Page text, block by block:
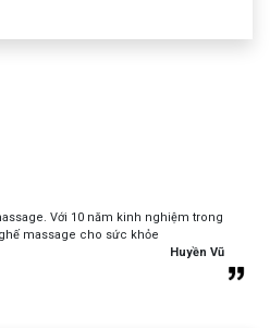
Với 10 năm kinh nghiệm trong
massage cho sức khỏe
Huyền Vũ